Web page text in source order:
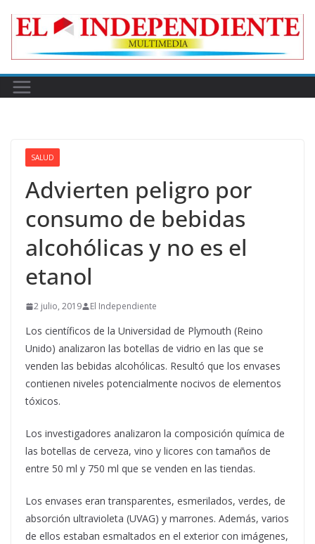
SALUD
Advierten peligro por
consumo de bebidas
alcohólicas y no es el
etanol
2 julio, 2019 El Independiente
Los científicos de la Universidad de Plymouth (Reino
Unido) analizaron las botellas de vidrio en las que se
venden las bebidas alcohólicas. Resultó que los envases
contienen niveles potencialmente nocivos de elementos
tóxicos.
Los investigadores analizaron la composición química de
las botellas de cerveza, vino y licores con tamaños de
entre 50 ml y 750 ml que se venden en las tiendas.
Los envases eran transparentes, esmerilados, verdes, de
absorción ultravioleta (UVAG) y marrones. Además, varios
de ellos estaban esmaltados en el exterior con imágenes,